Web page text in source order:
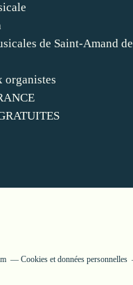
de Saint-Amand de
organistes
Cookies et données personnelles